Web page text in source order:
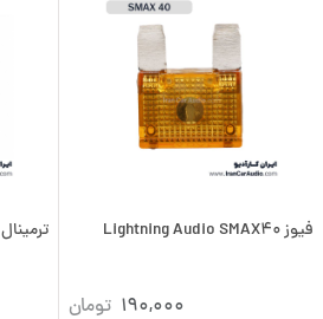
فیوز Lightning Audio SMAX40
190,000 تومان
ترمینال Lightning Audio PRT4C